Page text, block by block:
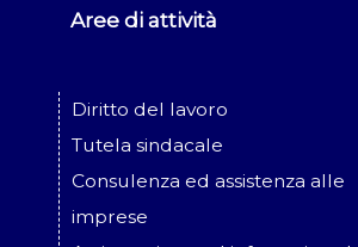
Aree di attività
Diritto del lavoro
Tutela sindacale
Consulenza ed assistenza alle
imprese